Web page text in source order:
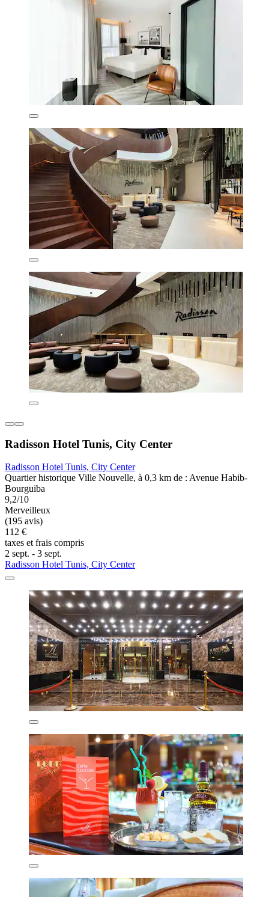
Radisson Hotel Tunis, City Center
Radisson Hotel Tunis, City Center
Quartier historique Ville Nouvelle, à 0,3 km de : Avenue Habib-
Bourguiba
9,2/10
Merveilleux
(195 avis)
112 €
taxes et frais compris
2 sept. - 3 sept.
Radisson Hotel Tunis, City Center